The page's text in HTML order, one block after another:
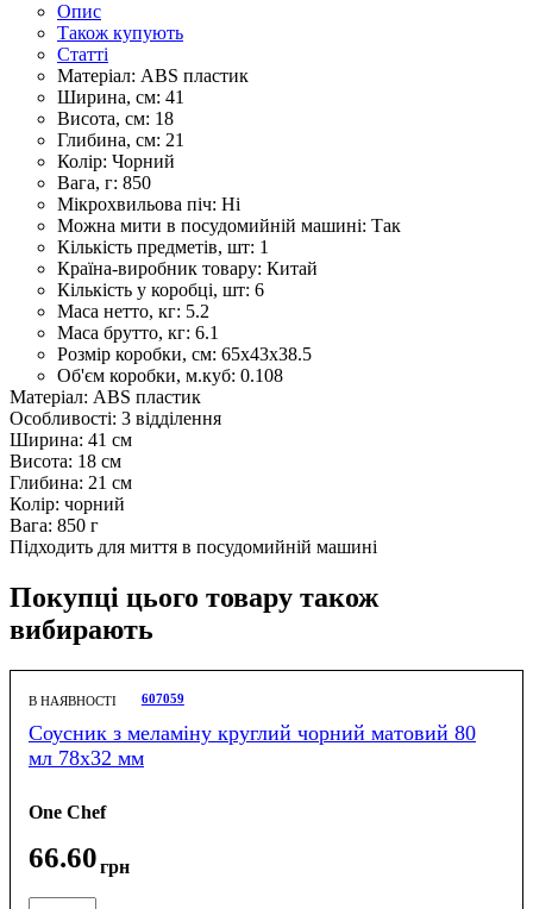
Опис
Також купують
Статті
Матеріал: ABS пластик
Ширина, см: 41
Висота, см: 18
Глибина, см: 21
Колір: Чорний
Вага, г: 850
Мікрохвильова піч: Ні
Можна мити в посудомийній машині: Так
Кількість предметів, шт: 1
Країна-виробник товару: Китай
Кількість у коробці, шт: 6
Маса нетто, кг: 5.2
Маса брутто, кг: 6.1
Розмір коробки, см: 65х43х38.5
Об'єм коробки, м.куб: 0.108
Матеріал: ABS пластик
Особливості: 3 відділення
Ширина: 41 см
Висота: 18 см
Глибина: 21 см
Колір: чорний
Вага: 850 г
Підходить для миття в посудомийній машині
Покупці цього товару також
вибирають
В НАЯВНОСТІ 607059
Соусник з меламіну круглий чорний матовий 80
мл 78х32 мм
One Chef
66.60грн